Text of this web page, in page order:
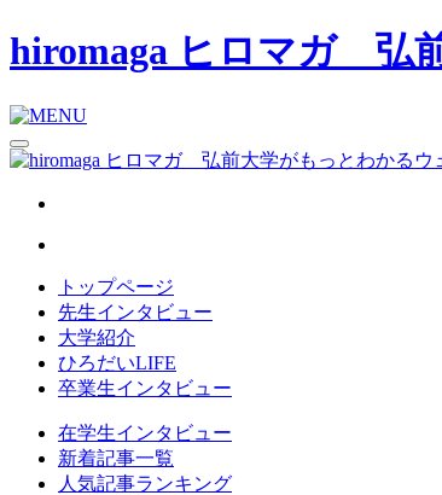
hiromaga ヒロマガ 弘
トップページ
先生インタビュー
大学紹介
ひろだいLIFE
卒業生インタビュー
在学生インタビュー
新着記事一覧
人気記事ランキング